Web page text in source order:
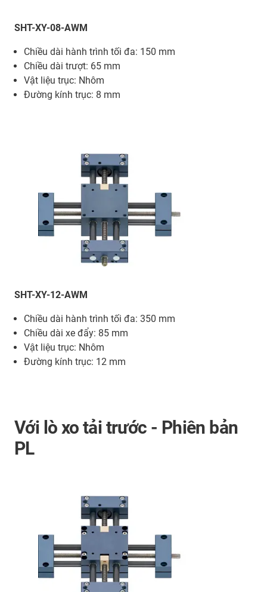
SHT-XY-08-AWM
Chiều dài hành trình tối đa: 150 mm
Chiều dài trượt: 65 mm
Vật liệu trục: Nhôm
Đường kính trục: 8 mm
SHT-XY-12-AWM
Chiều dài hành trình tối đa: 350 mm
Chiều dài xe đẩy: 85 mm
Vật liệu trục: Nhôm
Đường kính trục: 12 mm
Với lò xo tải trước - Phiên bản
PL